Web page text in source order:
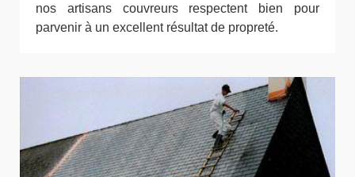
nos artisans couvreurs respectent bien pour
parvenir à un excellent résultat de propreté.